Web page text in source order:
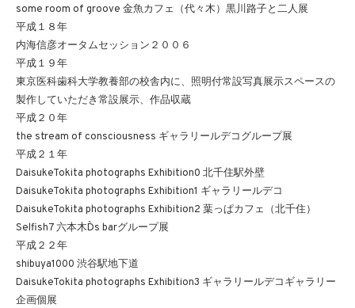
some room of groove 金魚カフェ（代々木）黒川路子と二人展
平成１８年
内海信彦オータムセッション２００６
平成１９年
東京医科歯科大学教養部の校舎内に、照明付常設写真展示スペースの
製作していただき常設展示、作品収蔵
平成２０年
the stream of consciousness ギャラリールデコグループ展
平成２１年
DaisukeTokita photographs Exhibition0 北千住駅外壁
DaisukeTokita photographs Exhibition1 ギャラリールデコ
DaisukeTokita photographs Exhibition2 葉っぱカフェ（北千住）
Selfish7 六本木D`s barグループ展
平成２２年
shibuya1000 渋谷駅地下道
DaisukeTokita photographs Exhibition3 ギャラリールデコギャラリー
企画個展